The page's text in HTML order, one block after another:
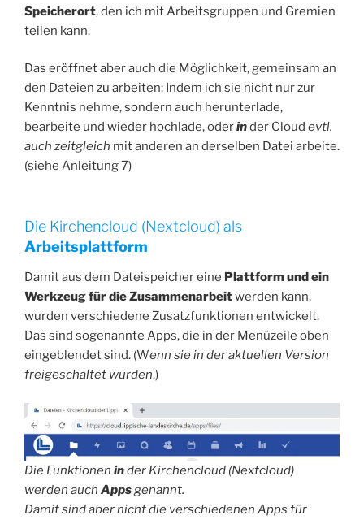
Speicherort, den ich mit Arbeitsgruppen und Gremien
teilen kann.
Das eröffnet aber auch die Möglichkeit, gemeinsam an
den Dateien zu arbeiten: Indem ich sie nicht nur zur
Kenntnis nehme, sondern auch herunterlade,
bearbeite und wieder hochlade, oderinder Cloud evtl.
auch zeitgleich mit anderen an derselben Datei arbeite.
(siehe Anleitung 7)
Die Kirchencloud (Nextcloud) als
Arbeitsplattform
Damit aus dem Dateispeicher eine Plattform und ein
Werkzeug für die Zusammenarbeitwerden kann,
wurden verschiedene Zusatzfunktionen entwickelt.
Das sind sogenannte Apps, die in der Menüzeile oben
eingeblendet sind. (Wenn sie in der aktuellen Version
freigeschaltet wurden.)
Die Funktionen inder Kirchencloud (Nextcloud)
werden auch Appsgenannt.
Damit sind aber nicht die verschiedenen Apps für